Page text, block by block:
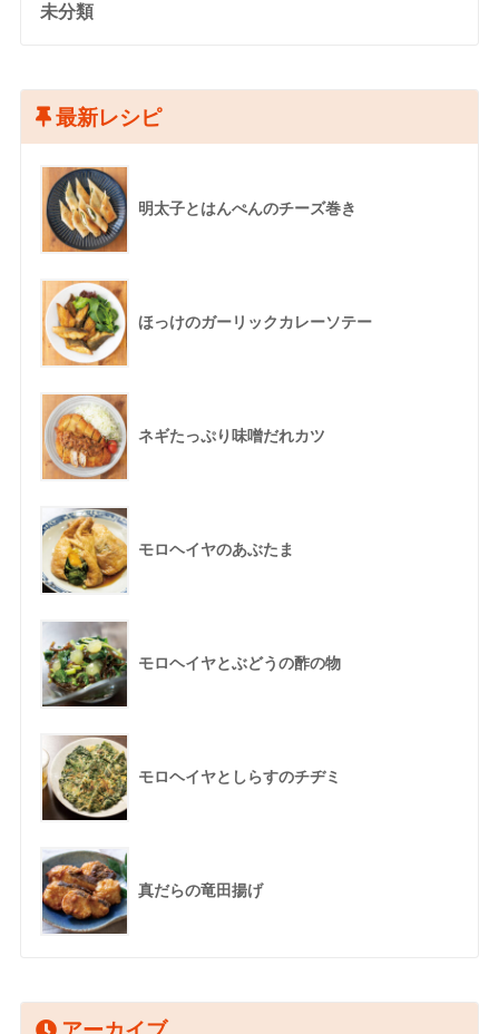
未分類
最新レシピ
明太子とはんぺんのチーズ巻き
ほっけのガーリックカレーソテー
ネギたっぷり味噌だれカツ
モロヘイヤのあぶたま
モロヘイヤとぶどうの酢の物
モロヘイヤとしらすのチヂミ
真だらの竜田揚げ